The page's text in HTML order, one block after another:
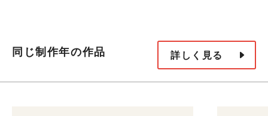
同じ制作年の作品 詳しく見る